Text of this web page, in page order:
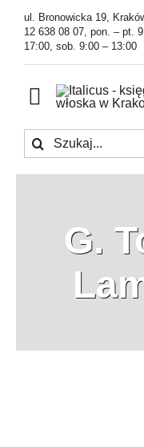
Przejdź
zawartości
ul. Bronowicka 19,
12 638 08 07, pon. – pt.
17:00, sob. 9:00 – 13:00
Toggle
Navigation
Księgarnia
Tłumaczenia
Szukaj
G.